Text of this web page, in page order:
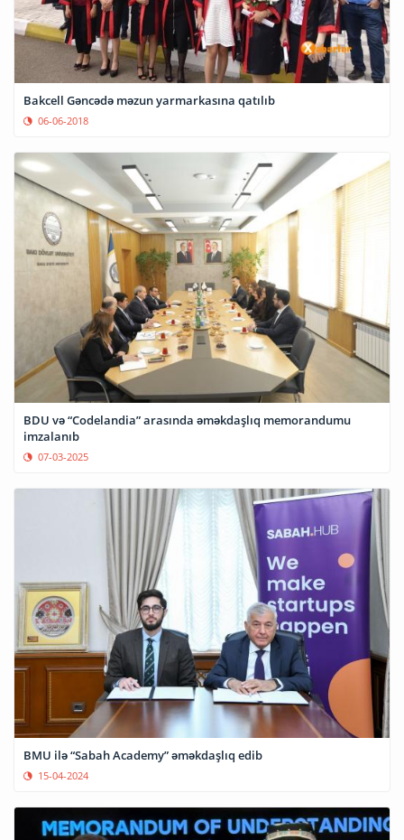
Bakcell Gəncədə məzun yarmarkasına qatılıb
06-06-2018
BDU və “Codelandia” arasında əməkdaşlıq memorandumu
imzalanıb
07-03-2025
BMU ilə “Sabah Academy” əməkdaşlıq edib
15-04-2024